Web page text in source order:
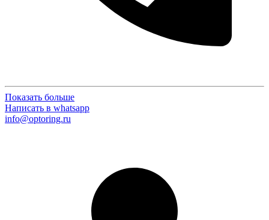
Показать больше
Написать в whatsapp
info@optoring.ru